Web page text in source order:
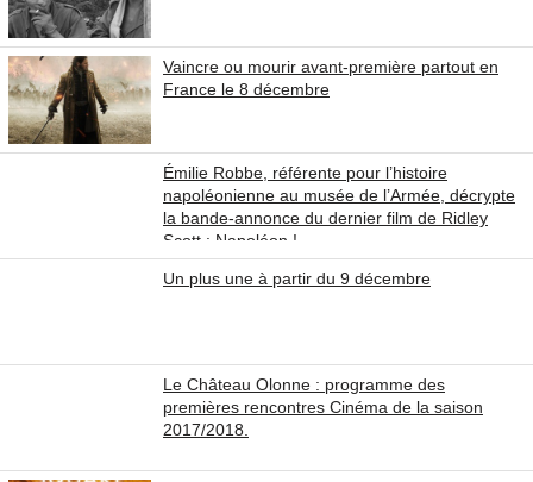
Vaincre ou mourir avant-première partout en
France le 8 décembre
Émilie Robbe, référente pour l’histoire
napoléonienne au musée de l’Armée, décrypte
la bande-annonce du dernier film de Ridley
Scott : Napoléon !
Un plus une à partir du 9 décembre
Le Château Olonne : programme des
premières rencontres Cinéma de la saison
2017/2018.